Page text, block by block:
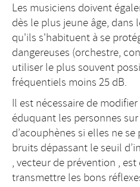
Les musiciens doivent
dès le plus jeune âge, dans
qu'ils s'habituent à se
dangereuses (orchestre,
utiliser le plus souvent
fréquentiels moins 25 dB.
Il est nécessaire de
éduquant les personnes
d’acouphènes si elles ne
bruits dépassant le seuil
, vecteur de prévention ,
transmettre les bons